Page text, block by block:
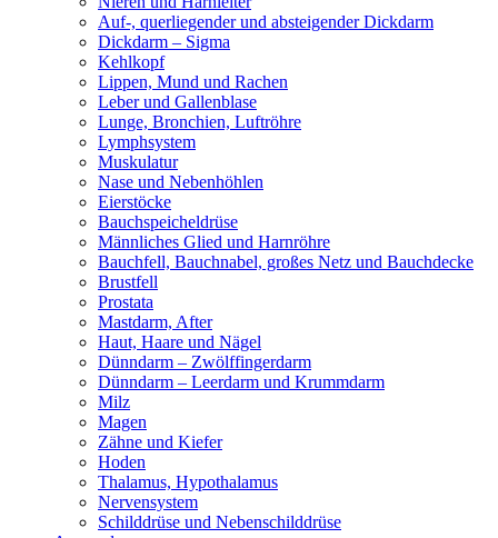
Auf-, querliegender und absteigender Dickdarm
Dickdarm – Sigma
Kehlkopf
Lippen, Mund und Rachen
Leber und Gallenblase
Lunge, Bronchien, Luftröhre
Lymphsystem
Muskulatur
Nase und Nebenhöhlen
Eierstöcke
Bauchspeicheldrüse
Männliches Glied und Harnröhre
Bauchfell, Bauchnabel, großes Netz und Bauchdecke
Brustfell
Prostata
Mastdarm, After
Haut, Haare und Nägel
Dünndarm – Zwölffingerdarm
Dünndarm – Leerdarm und Krummdarm
Milz
Magen
Zähne und Kiefer
Hoden
Thalamus, Hypothalamus
Nervensystem
Schilddrüse und Nebenschilddrüse